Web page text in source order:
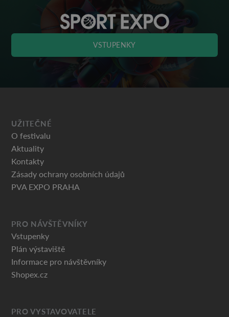
VSTUPENKY
UŽITEČNÉ
O festivalu
Aktuality
Kontakty
Zásady ochrany osobních údajů
PVA EXPO PRAHA
PRO NÁVŠTĚVNÍKY
Vstupenky
Plán výstaviště
Informace pro návštěvníky
Shopex.cz
PRO VYSTAVOVATELE